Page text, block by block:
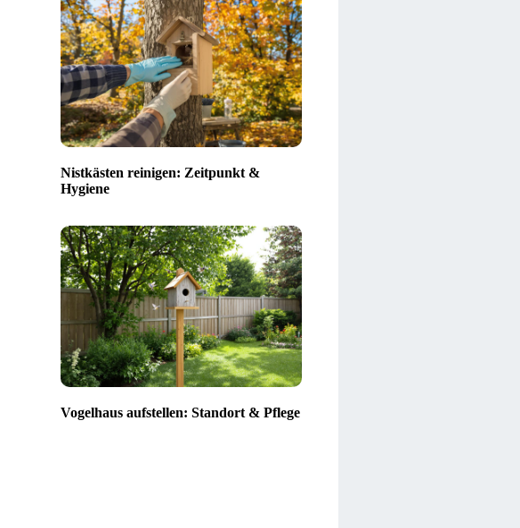
Nistkästen reinigen: Zeitpunkt &
Hygiene
Vogelhaus aufstellen: Standort & Pflege